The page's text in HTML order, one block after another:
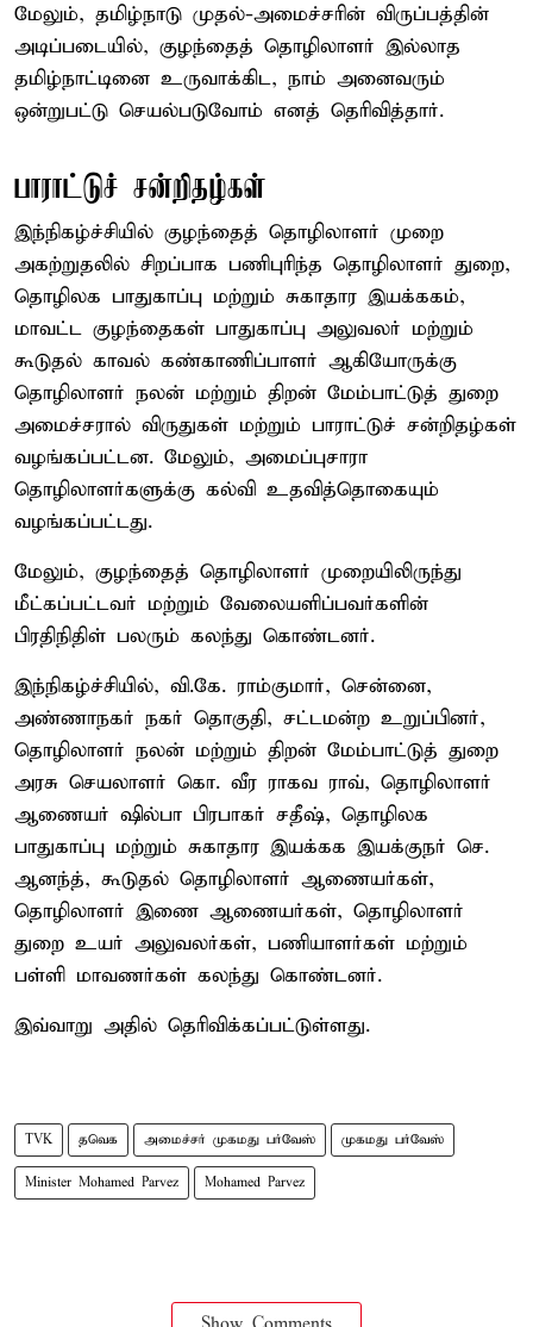
மேலும், தமிழ்நாடு முதல்-அமைச்சரின் விருப்பத்தின்
அடிப்படையில், குழந்தைத் தொழிலாளர் இல்லாத
தமிழ்நாட்டினை உருவாக்கிட, நாம் அனைவரும்
ஒன்றுபட்டு செயல்படுவோம் எனத் தெரிவித்தார்.
பாராட்டுச் சன்றிதழ்கள்
இந்நிகழ்ச்சியில் குழந்தைத் தொழிலாளர் முறை
அகற்றுதலில் சிறப்பாக பணிபுரிந்த தொழிலாளர் துறை,
தொழிலக பாதுகாப்பு மற்றும் சுகாதார இயக்ககம்,
மாவட்ட குழந்தைகள் பாதுகாப்பு அலுவலர் மற்றும்
கூடுதல் காவல் கண்காணிப்பாளர் ஆகியோருக்கு
தொழிலாளர் நலன் மற்றும் திறன் மேம்பாட்டுத் துறை
அமைச்சரால் விருதுகள் மற்றும் பாராட்டுச் சன்றிதழ்கள்
வழங்கப்பட்டன. மேலும், அமைப்புசாரா
தொழிலாளர்களுக்கு கல்வி உதவித்தொகையும்
வழங்கப்பட்டது.
மேலும், குழந்தைத் தொழிலாளர் முறையிலிருந்து
மீட்கப்பட்டவர் மற்றும் வேலையளிப்பவர்களின்
பிரதிநிதிள் பலரும் கலந்து கொண்டனர்.
இந்நிகழ்ச்சியில், வி.கே. ராம்குமார், சென்னை,
அண்ணாநகர் நகர் தொகுதி, சட்டமன்ற உறுப்பினர்,
தொழிலாளர் நலன் மற்றும் திறன் மேம்பாட்டுத் துறை
அரசு செயலாளர் கொ. வீர ராகவ ராவ், தொழிலாளர்
ஆணையர் ஷில்பா பிரபாகர் சதீஷ், தொழிலக
பாதுகாப்பு மற்றும் சுகாதார இயக்கக இயக்குநர் செ.
ஆனந்த், கூடுதல் தொழிலாளர் ஆணையர்கள்,
தொழிலாளர் இணை ஆணையர்கள், தொழிலாளர்
துறை உயர் அலுவலர்கள், பணியாளர்கள் மற்றும்
பள்ளி மாவணர்கள் கலந்து கொண்டனர்.
இவ்வாறு அதில் தெரிவிக்கப்பட்டுள்ளது.
TVK தவெக அமைச்சர் முகமது பர்வேஸ் முகமது பர்வேஸ்
Minister Mohamed Parvez Mohamed Parvez